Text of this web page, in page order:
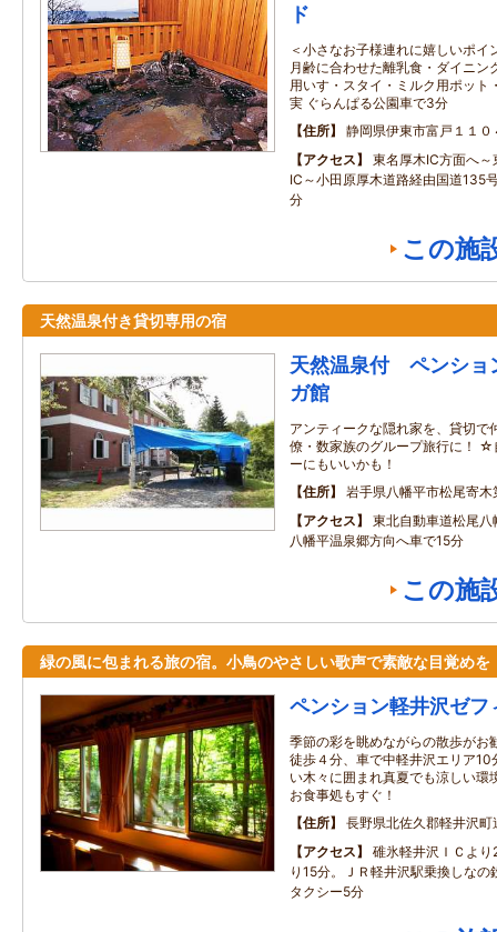
ド
＜小さなお子様連れに嬉しいポイ
月齢に合わせた離乳食・ダイニン
用いす・スタイ・ミルク用ポット
実 ぐらんぱる公園車で3分
住所
静岡県伊東市富戸１１０
アクセス
東名厚木IC方面へ
IC～小田原厚木道路経由国道135
分
この施
天然温泉付き貸切専用の宿
天然温泉付 ペンシ
ガ館
アンティークな隠れ家を、貸切で
僚・数家族のグループ旅行に！
ーにもいいかも！
住所
岩手県八幡平市松尾寄
アクセス
東北自動車道松尾
八幡平温泉郷方向へ車で15分
この施
緑の風に包まれる旅の宿。小鳥のやさしい歌声で素敵な目覚めを
ペンション軽井沢ゼフ
季節の彩を眺めながらの散歩がお
徒歩４分、車で中軽井沢エリア
い木々に囲まれ真夏でも涼しい環
お食事処もすぐ！
住所
長野県北佐久郡軽井沢
アクセス
碓氷軽井沢ＩＣよ
り15分。ＪＲ軽井沢駅乗換しなの
タクシー5分